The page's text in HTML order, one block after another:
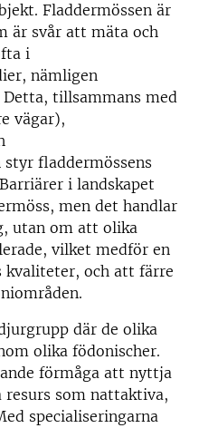
Fladdermössen är
är svår att mäta och
i
nämligen
tillsammans med
vägar),
fladdermössens
i landskapet
men det handlar
utan om att olika
vilket medför en
kvaliteter, och att färre
där de olika
olika födonischer.
förmåga att nyttja
resurs som nattaktiva,
specialiseringarna